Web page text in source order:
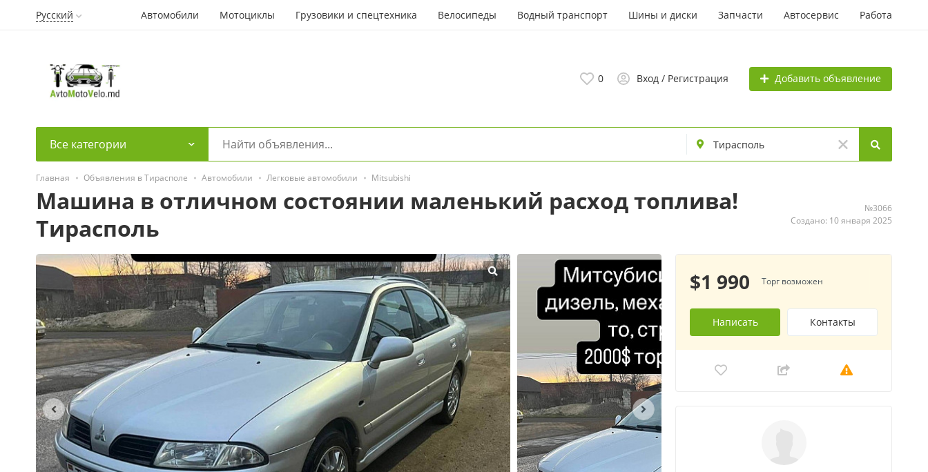
Русский Автомобили Мотоциклы Грузовики и спецтехника Велосипеды Водный транспорт Шины и диски Запчасти Автосервис Работа
0 Вход / Регистрация Добавить объявление
Все категории
Главная Объявления в Тирасполе Автомобили Легковые автомобили Mitsubishi
Машина в отличном состоянии маленький расход топлива!
Тирасполь
№3066
Создано: 10 января 2025
$1 990 Торг возможен
Написать Контакты